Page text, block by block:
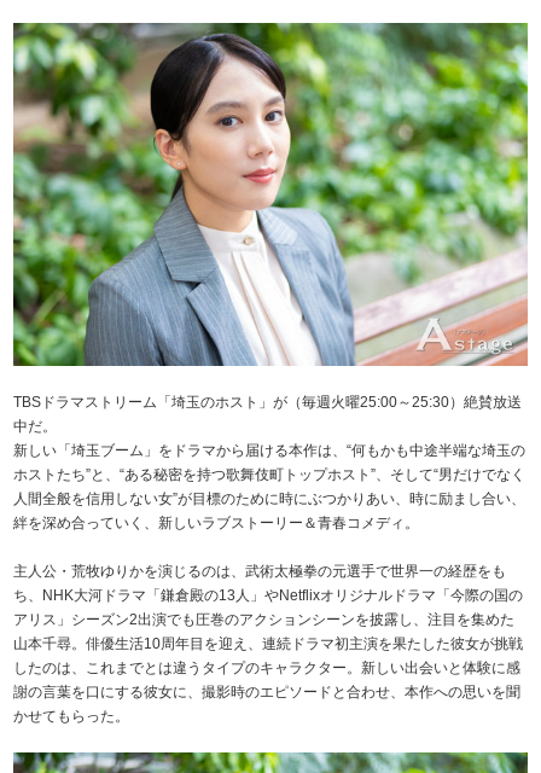
TBSドラマストリーム「埼玉のホスト」が（毎週火曜25:00～25:30）絶賛放送
中だ。
新しい「埼玉ブーム」をドラマから届ける本作は、“何もかも中途半端な埼玉の
ホストたち”と、“ある秘密を持つ歌舞伎町トップホスト”、そして“男だけでなく
人間全般を信用しない女”が目標のために時にぶつかりあい、時に励まし合い、
絆を深め合っていく、新しいラブストーリー＆青春コメディ。
主人公・荒牧ゆりかを演じるのは、武術太極拳の元選手で世界一の経歴をも
ち、NHK大河ドラマ「鎌倉殿の13人」やNetflixオリジナルドラマ「今際の国の
アリス」シーズン2出演でも圧巻のアクションシーンを披露し、注目を集めた
山本千尋。俳優生活10周年目を迎え、連続ドラマ初主演を果たした彼女が挑戦
したのは、これまでとは違うタイプのキャラクター。新しい出会いと体験に感
謝の言葉を口にする彼女に、撮影時のエピソードと合わせ、本作への思いを聞
かせてもらった。